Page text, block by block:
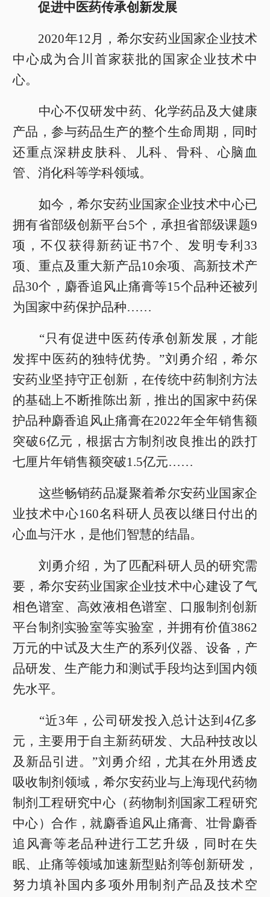
促进中医药传承创新发展
2020年12月，希尔安药业国家企业技术
中心成为合川首家获批的国家企业技术中
心。
中心不仅研发中药、化学药品及大健康
产品，参与药品生产的整个生命周期，同时
还重点深耕皮肤科、儿科、骨科、心脑血
管、消化科等学科领域。
如今，希尔安药业国家企业技术中心已
拥有省部级创新平台5个，承担省部级课题9
项，不仅获得新药证书7个、发明专利33
项、重点及重大新产品10余项、高新技术产
品30个，麝香追风止痛膏等15个品种还被列
为国家中药保护品种……
“只有促进中医药传承创新发展，才能
发挥中医药的独特优势。”刘勇介绍，希尔
安药业坚持守正创新，在传统中药制剂方法
的基础上不断推陈出新，推出的国家中药保
护品种麝香追风止痛膏在2022年全年销售额
突破6亿元，根据古方制剂改良推出的跌打
七厘片年销售额突破1.5亿元……
这些畅销药品凝聚着希尔安药业国家企
业技术中心160名科研人员夜以继日付出的
心血与汗水，是他们智慧的结晶。
刘勇介绍，为了匹配科研人员的研究需
要，希尔安药业国家企业技术中心建设了气
相色谱室、高效液相色谱室、口服制剂创新
平台制剂实验室等实验室，并拥有价值3862
万元的中试及大生产的系列仪器、设备，产
品研发、生产能力和测试手段均达到国内领
先水平。
“近3年，公司研发投入总计达到4亿多
元，主要用于自主新药研发、大品种技改以
及新品引进。”刘勇介绍，尤其在外用透皮
吸收制剂领域，希尔安药业与上海现代药物
制剂工程研究中心（药物制剂国家工程研究
中心）合作，就麝香追风止痛膏、壮骨麝香
追风膏等老品种进行工艺升级，同时在失
眠、止痛等领域加速新型贴剂等创新研发，
努力填补国内多项外用制剂产品及技术空